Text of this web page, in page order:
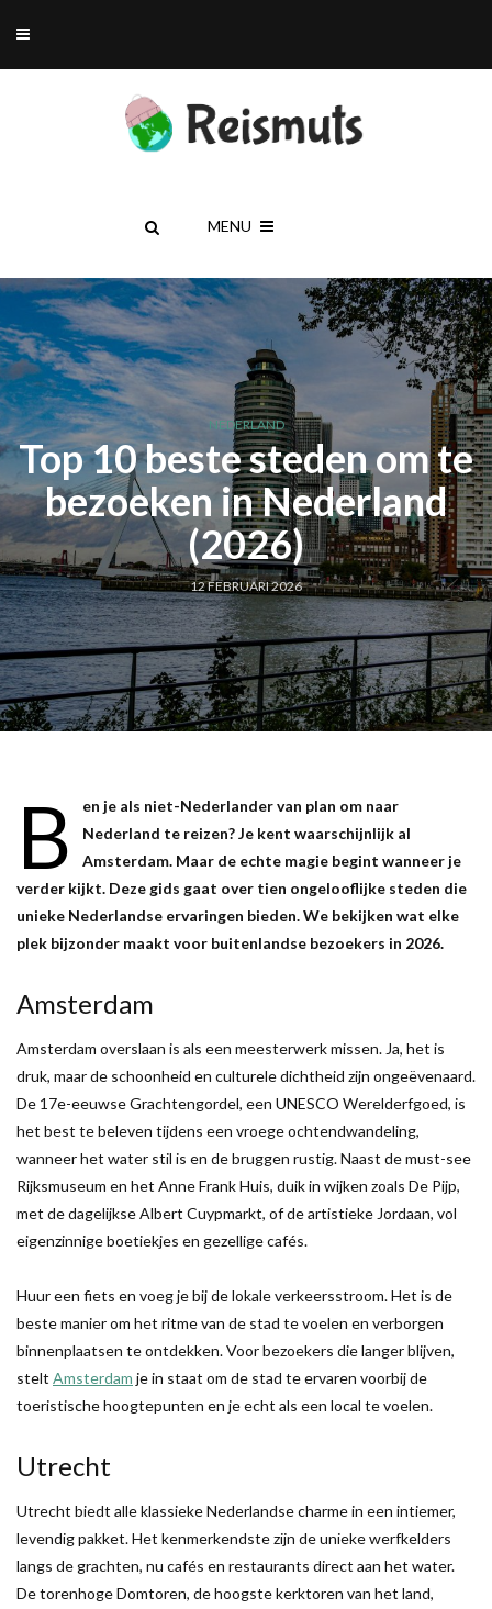
MENU
NEDERLAND
Top 10 beste steden om te
bezoeken in Nederland
(2026)
12 FEBRUARI 2026
B
en je als niet-Nederlander van plan om naar
Nederland te reizen? Je kent waarschijnlijk al
Amsterdam. Maar de echte magie begint wanneer je
verder kijkt. Deze gids gaat over tien ongelooflijke steden die
unieke Nederlandse ervaringen bieden. We bekijken wat elke
plek bijzonder maakt voor buitenlandse bezoekers in 2026.
Amsterdam
Amsterdam overslaan is als een meesterwerk missen. Ja, het is
druk, maar de schoonheid en culturele dichtheid zijn ongeëvenaard.
De 17e-eeuwse Grachtengordel, een UNESCO Werelderfgoed, is
het best te beleven tijdens een vroege ochtendwandeling,
wanneer het water stil is en de bruggen rustig. Naast de must-see
Rijksmuseum en het Anne Frank Huis, duik in wijken zoals De Pijp,
met de dagelijkse Albert Cuypmarkt, of de artistieke Jordaan, vol
eigenzinnige boetiekjes en gezellige cafés.
Huur een fiets en voeg je bij de lokale verkeersstroom. Het is de
beste manier om het ritme van de stad te voelen en verborgen
binnenplaatsen te ontdekken. Voor bezoekers die langer blijven,
stelt Amsterdam je in staat om de stad te ervaren voorbij de
toeristische hoogtepunten en je echt als een local te voelen.
Utrecht
Utrecht biedt alle klassieke Nederlandse charme in een intiemer,
levendig pakket. Het kenmerkendste zijn de unieke werfkelders
langs de grachten, nu cafés en restaurants direct aan het water.
De torenhoge Domtoren, de hoogste kerktoren van het land,